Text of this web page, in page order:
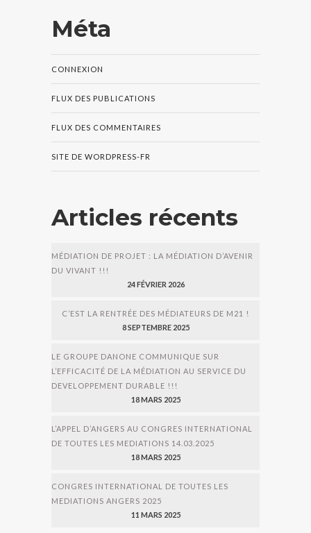
Méta
CONNEXION
FLUX DES PUBLICATIONS
FLUX DES COMMENTAIRES
SITE DE WORDPRESS-FR
Articles récents
MÉDIATION DE PROJET : LA MÉDIATION D’AVENIR
DU VIVANT !!!
24 FÉVRIER 2026
C’EST LA RENTRÉE DES MÉDIATEURS DE M21 !
8 SEPTEMBRE 2025
LE GROUPE DANONE COMMUNIQUE SUR
L’EFFICACITÉ DE LA MÉDIATION AU SERVICE DU
DEVELOPPEMENT DURABLE !!!
18 MARS 2025
L’APPEL D’ANGERS AU CONGRES INTERNATIONAL
DE TOUTES LES MEDIATIONS 14.03.2025
18 MARS 2025
CONGRES INTERNATIONAL DE TOUTES LES
MEDIATIONS ANGERS 2025
11 MARS 2025